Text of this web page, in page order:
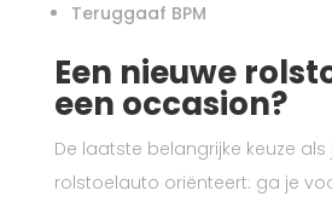
Teruggaaf BPM
Een nieuwe
een occasion?
De laatste belangrijke keuze als
rolstoelauto oriënteert: ga je